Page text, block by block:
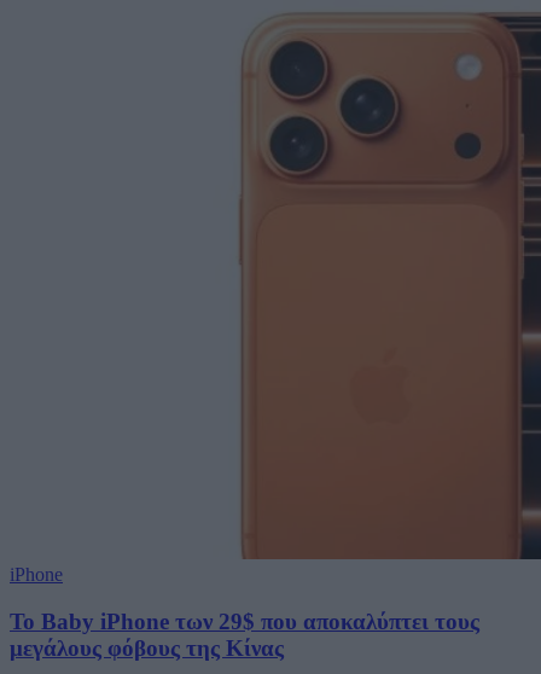
iPhone
Το Baby iPhone των 29$ που αποκαλύπτει τους
μεγάλους φόβους της Κίνας